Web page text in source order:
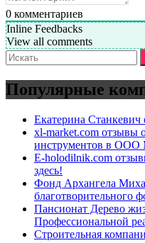
0 комментариев
Inline Feedbacks
View all comments
Искать:
Популярные
Екатерина
xl-market.com отзывы
инструментов в ООО
E-holodilnik.com
здесь!
Фонд Архангела
благотворительного
Пансионат Дерево
Профессиональной
Строительная